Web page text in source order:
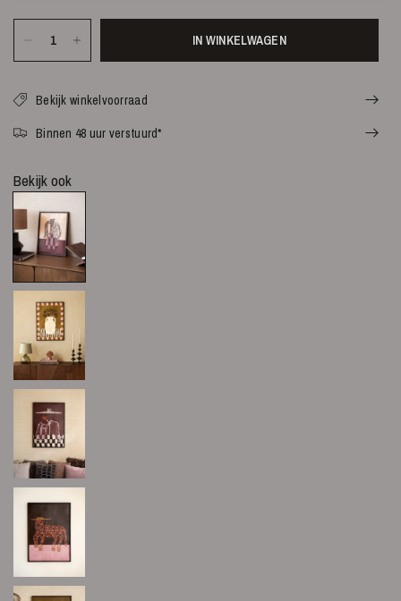
IN WINKELWAGEN
Bekijk winkelvoorraad
Binnen 48 uur verstuurd*
Bekijk ook